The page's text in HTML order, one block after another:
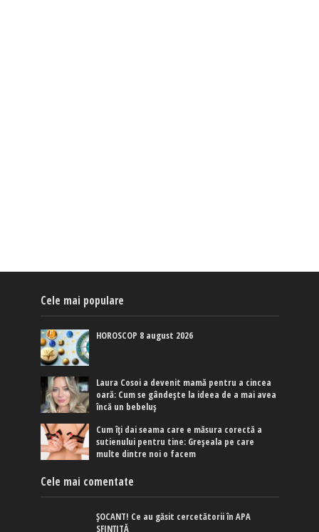
Cele mai populare
HOROSCOP 8 august 2026
Laura Cosoi a devenit mamă pentru a cincea
oară: Cum se gândește la ideea de a mai avea
încă un bebeluș
Cum îți dai seama care e măsura corectă a
sutienului pentru tine: Greșeala pe care
multe dintre noi o facem
Cele mai comentate
ȘOCANT! Ce au găsit cercetătorii în APA
SFINȚITĂ